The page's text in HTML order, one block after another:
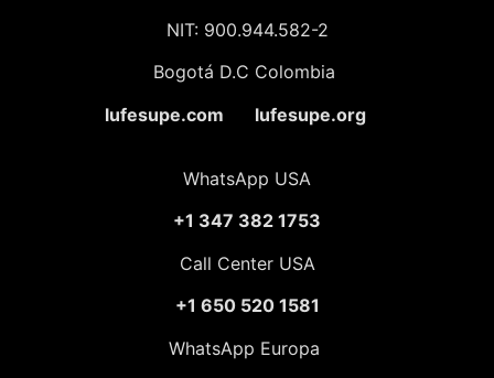
NIT: 900.944.582-2
Bogotá D.C Colombia
lufesupe.com lufesupe.org
WhatsApp USA
+1 347 382 1753
Call Center USA
+1 650 520 1581
WhatsApp Europa